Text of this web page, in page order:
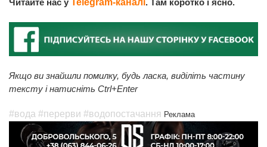
Якщо ви знайшли помилку, будь ласка, виділіть частину
тексту і натисніть Ctrl+Enter
#вода #перерви #водопостачання Реклама